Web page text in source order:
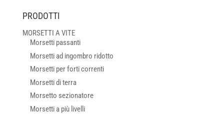
PRODOTTI
MORSETTI A VITE
Morsetti passanti
Morsetti ad ingombro ridotto
Morsetti per forti correnti
Morsetti di terra
Morsetto sezionatore
Morsetti a più livelli